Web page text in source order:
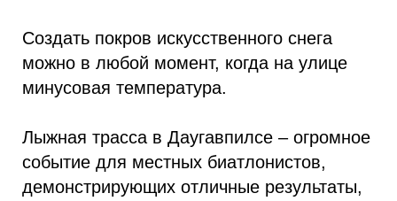
Создать покров искусственного снега
можно в любой момент, когда на улице
минусовая температура.
Лыжная трасса в Даугавпилсе – огромное
событие для местных биатлонистов,
демонстрирующих отличные результаты,